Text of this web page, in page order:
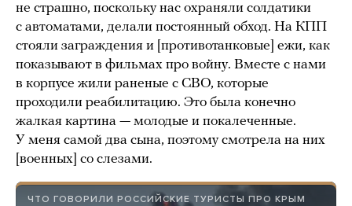
не страшно, поскольку нас охраняли солдатики
с автоматами, делали постоянный обход. На КПП
стояли заграждения и [противотанковые] ежи, как
показывают в фильмах про войну. Вместе с нами
в корпусе жили раненые с СВО, которые
проходили реабилитацию. Это была конечно
жалкая картина — молодые и покалеченные.
У меня самой два сына, поэтому смотрела на них
[военных] со слезами.
ЧТО ГОВОРИЛИ РОССИЙСКИЕ ТУРИСТЫ ПРО КРЫМ